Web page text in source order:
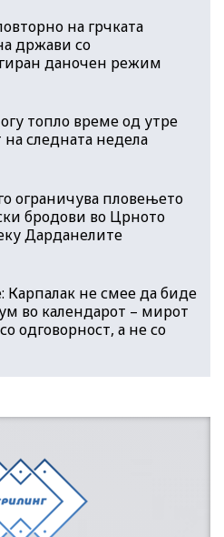
на грчката
држави со
даночен режим
топло време од утре
на следната недела
ограничува пловењето
бродови во Црното
Дарданелите
не смее да биде
во календарот – мирот
одговорност, а не со